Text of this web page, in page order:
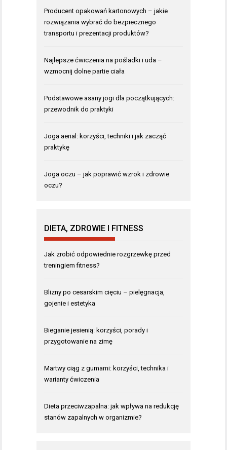
Producent opakowań kartonowych – jakie
rozwiązania wybrać do bezpiecznego
transportu i prezentacji produktów?
Najlepsze ćwiczenia na pośladki i uda –
wzmocnij dolne partie ciała
Podstawowe asany jogi dla początkujących:
przewodnik do praktyki
Joga aerial: korzyści, techniki i jak zacząć
praktykę
Joga oczu – jak poprawić wzrok i zdrowie
oczu?
DIETA, ZDROWIE I FITNESS
Jak zrobić odpowiednie rozgrzewkę przed
treningiem fitness?
Blizny po cesarskim cięciu – pielęgnacja,
gojenie i estetyka
Bieganie jesienią: korzyści, porady i
przygotowanie na zimę
Martwy ciąg z gumami: korzyści, technika i
warianty ćwiczenia
Dieta przeciwzapalna: jak wpływa na redukcję
stanów zapalnych w organizmie?